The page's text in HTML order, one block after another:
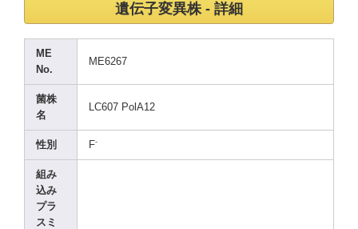
遺伝子変異株 - 詳細
ME
No.
ME6267
菌株
名
LC607 PolA12
性別 F-
組み
込み
プラ
スミ